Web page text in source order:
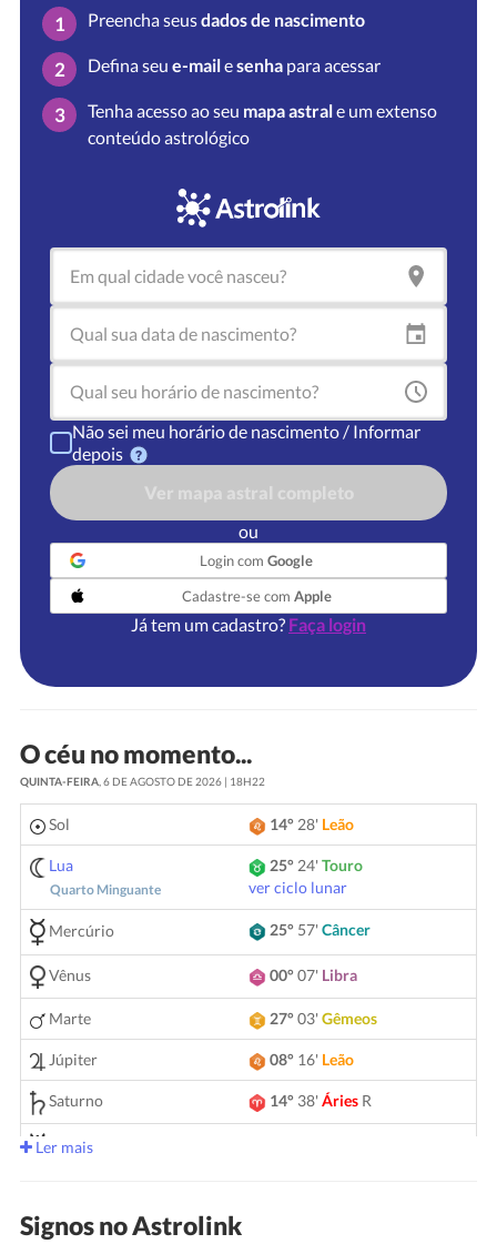
1 Preencha seusdados de nascimento
2 Defina seu e-mailesenha para acessar
3 Tenha acesso ao seu mapa astrale um extenso
conteúdo astrológico
Não sei meu horário de nascimento / Informar
depois
ou
Login com Google
Cadastre-se com Apple
Já tem um cadastro? Faça login
O céu no momento...
QUINTA-FEIRA, 6 DE AGOSTO DE 2026 | 18H22
Sol 14°28' Leão
Lua
Quarto Minguante
25°24'Touro
ver ciclo lunar
Mercúrio 25° 57'Câncer
Vênus 00°07' Libra
Marte 27°03'Gêmeos
Júpiter 08° 16' Leão
Saturno 14° 38'Áries R
Urano
Plutão
Ler mais
Signos no Astrolink